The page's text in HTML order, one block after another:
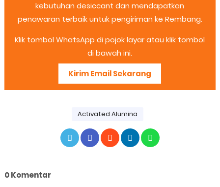
kebutuhan desiccant dan mendapatkan
penawaran terbaik untuk pengiriman ke Rembang.
Klik tombol WhatsApp di pojok layar atau klik tombol
di bawah ini.
Kirim Email Sekarang
Activated Alumina
0 Komentar